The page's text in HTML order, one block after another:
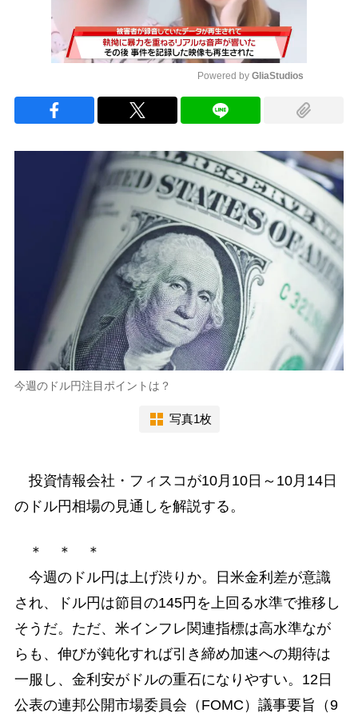
Powered by GliaStudios
今週のドル円注目ポイントは？
写真1枚
投資情報会社・フィスコが10月10日～10月14日
のドル円相場の見通しを解説する。
＊ ＊ ＊
今週のドル円は上げ渋りか。日米金利差が意識
され、ドル円は節目の145円を上回る水準で推移し
そうだ。ただ、米インフレ関連指標は高水準なが
らも、伸びが鈍化すれば引き締め加速への期待は
一服し、金利安がドルの重石になりやすい。12日
公表の連邦公開市場委員会（FOMC）議事要旨（9